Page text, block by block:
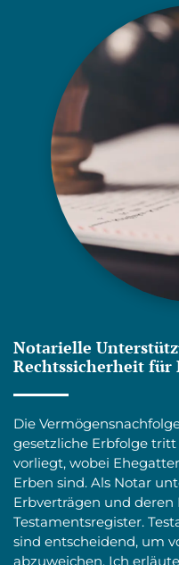
Notarielle
Rechtssicherheit für
Die
gesetzliche Erbfolge
vorliegt, wobei
Erben sind. Als Notar
Erbverträgen und
Testamentsregister.
sind entscheidend, um
abzuweichen. Ich